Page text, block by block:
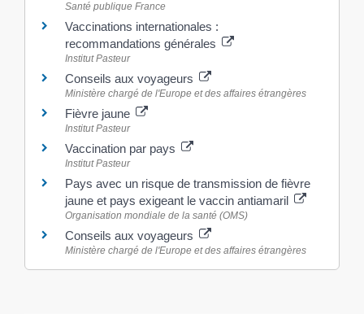
Santé publique France
Vaccinations internationales :
recommandations générales
Institut Pasteur
Conseils aux voyageurs
Ministère chargé de l'Europe et des affaires étrangères
Fièvre jaune
Institut Pasteur
Vaccination par pays
Institut Pasteur
Pays avec un risque de transmission de fièvre
jaune et pays exigeant le vaccin antiamaril
Organisation mondiale de la santé (OMS)
Conseils aux voyageurs
Ministère chargé de l'Europe et des affaires étrangères